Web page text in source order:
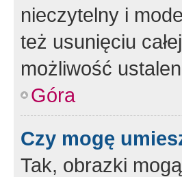
nieczytelny i
też usunięciu
możliwość
Góra
Czy mogę
Tak, obrazki